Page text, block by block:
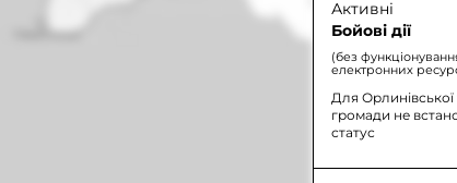
Активні
Бойові дії
(без
електронних
Для Орлинівської
громади не
статус